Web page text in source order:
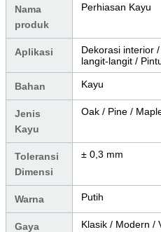
Nama
produk
Perhiasan Kayu
Aplikasi
Dekorasi interior
langit-langit /
Bahan Kayu
Jenis
Kayu
Oak / Pine /
Toleransi
Dimensi
± 0,3 mm
Warna Putih
Gaya
Klasik / Modern /